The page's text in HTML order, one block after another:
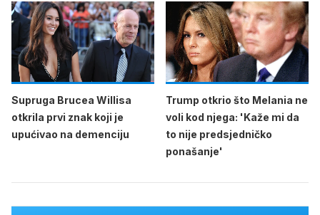
Supruga Brucea Willisa
otkrila prvi znak koji je
upućivao na demenciju
Trump otkrio što Melania ne
voli kod njega: 'Kaže mi da
to nije predsjedničko
ponašanje'